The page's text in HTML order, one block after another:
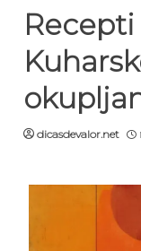
Recepti
dicasdevalor.net